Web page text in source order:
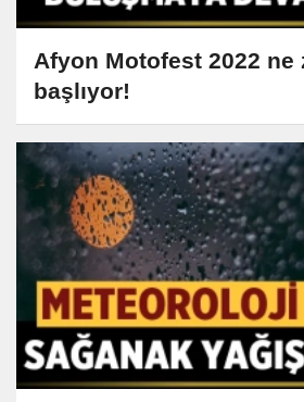
Afyon Motofest 2022 ne
başlıyor!